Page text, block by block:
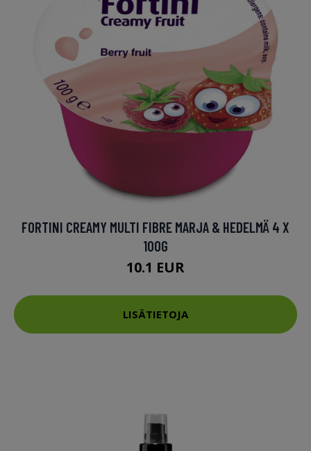
FORTINI CREAMY MULTI FIBRE MARJA & HEDELMÄ 4 X
100G
10.1 EUR
LISÄTIETOJA